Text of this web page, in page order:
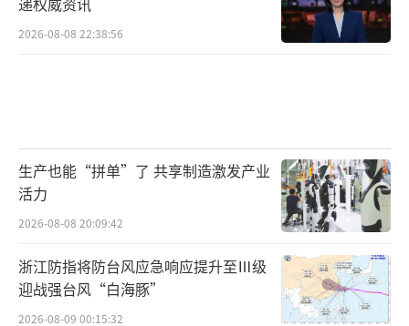
2026-08-08 22:38:56
生产也能“拼单”了 共享制造激发产业
活力
2026-08-08 20:09:42
浙江防指将防台风应急响应提升至Ⅲ级
迎战强台风“白海豚”
2026-08-09 00:15:32